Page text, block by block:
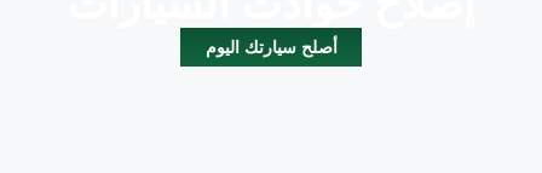
أصلح سيارتك اليوم